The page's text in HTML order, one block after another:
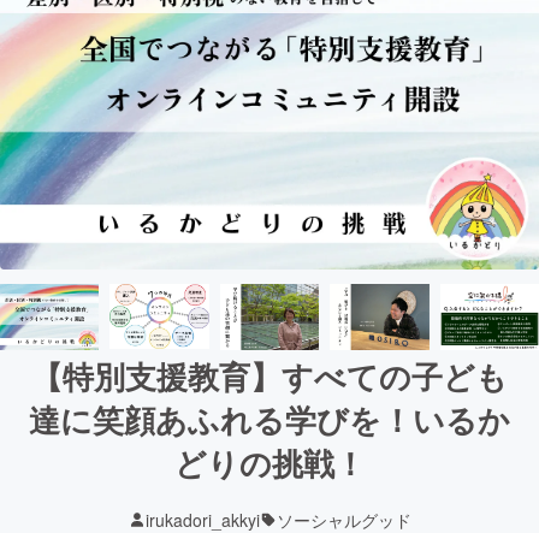
【特別支援教育】すべての子ども
達に笑顔あふれる学びを！いるか
どりの挑戦！
irukadori_akkyi ソーシャルグッド